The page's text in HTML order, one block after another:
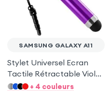
SAMSUNG GALAXY A11
Stylet Universel Ecran
Tactile Rétractable Violet
Adaptable Jack 3.5 mm
+ 4 couleurs